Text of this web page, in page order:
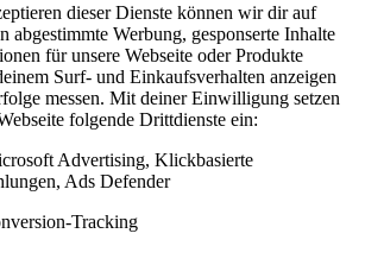
dieser Dienste können wir dir auf
abgestimmte Werbung, gesponserte Inhalte
für unsere Webseite oder Produkte
Surf- und Einkaufsverhalten anzeigen
messen. Mit deiner Einwilligung setzen
folgende Drittdienste ein:
Advertising, Klickbasierte
Ads Defender
Tracking